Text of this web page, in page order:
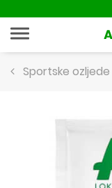
Sportske ozljede